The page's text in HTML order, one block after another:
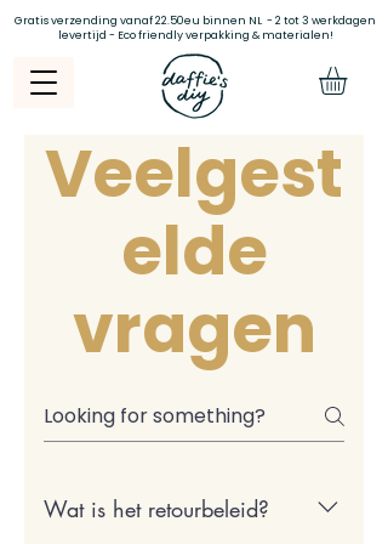
Gratis verzending vanaf 22.50eu binnen NL - 2 tot 3 werkdagen
levertijd - Eco friendly verpakking & materialen!
Veelgest
elde
vragen
Wat is het retourbeleid?